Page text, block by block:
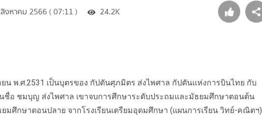
งหาคม 2566 ( 07:11 ) 24.2K
น พ.ศ.2531 เป็นบุตรของ กัปตันศุภมิตร ส่งไพศาล กัปตันแห่งการบินไทย กับ
ชื่อ ชมบุญ ส่งไพศาล เขาจบการศึกษาระดับประถมและมัธยมศึกษาตอนต้น
ยมศึกษาตอนปลาย จากโรงเรียนเตรียมอุดมศึกษา (แผนการเรียน วิทย์-คณิตฯ)